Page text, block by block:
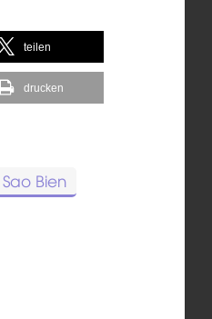
teilen
drucken
Sao Bien